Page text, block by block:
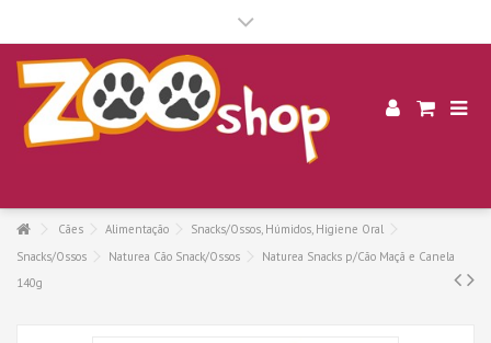
Cães Alimentação
Snacks/Ossos, Húmidos, Higiene Oral
Snacks/Ossos
Naturea Cão Snack/Ossos
Naturea Snacks p/Cão Maçã e Canela
140g